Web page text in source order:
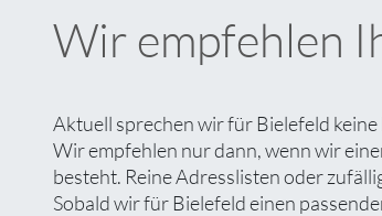
Wir empfehlen
Aktuell sprechen wir für Bielefeld
Wir empfehlen nur dann, wenn wir
besteht. Reine Adresslisten oder
Sobald wir für Bielefeld einen